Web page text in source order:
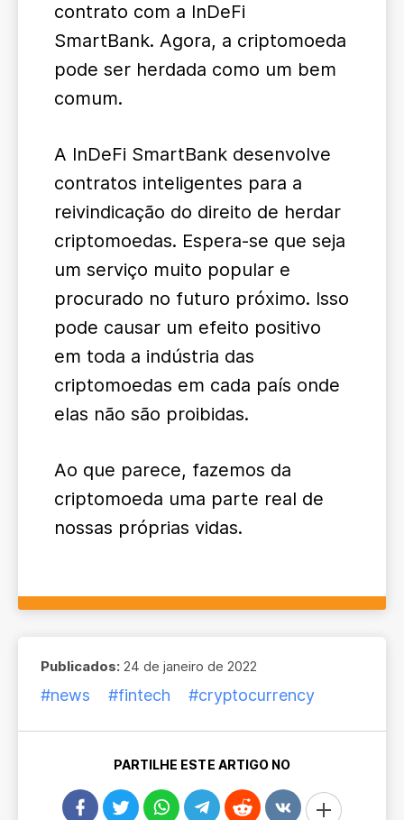
contrato com a InDeFi
SmartBank. Agora, a criptomoeda
pode ser herdada como um bem
comum.
A InDeFi SmartBank desenvolve
contratos inteligentes para a
reivindicação do direito de herdar
criptomoedas. Espera-se que seja
um serviço muito popular e
procurado no futuro próximo. Isso
pode causar um efeito positivo
em toda a indústria das
criptomoedas em cada país onde
elas não são proibidas.
Ao que parece, fazemos da
criptomoeda uma parte real de
nossas próprias vidas.
Publicados: 24 de janeiro de 2022
#news #fintech #cryptocurrency
PARTILHE ESTE ARTIGO NO